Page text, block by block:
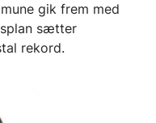
gik frem med
sætter
rekord.